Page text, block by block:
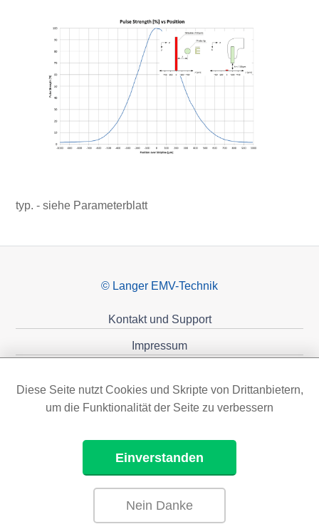
typ. - siehe Parameterblatt
© Langer EMV-Technik
Kontakt und Support
Impressum
Diese Seite nutzt Cookies und Skripte von Drittanbietern,
um die Funktionalität der Seite zu verbessern
Einverstanden
Nein Danke